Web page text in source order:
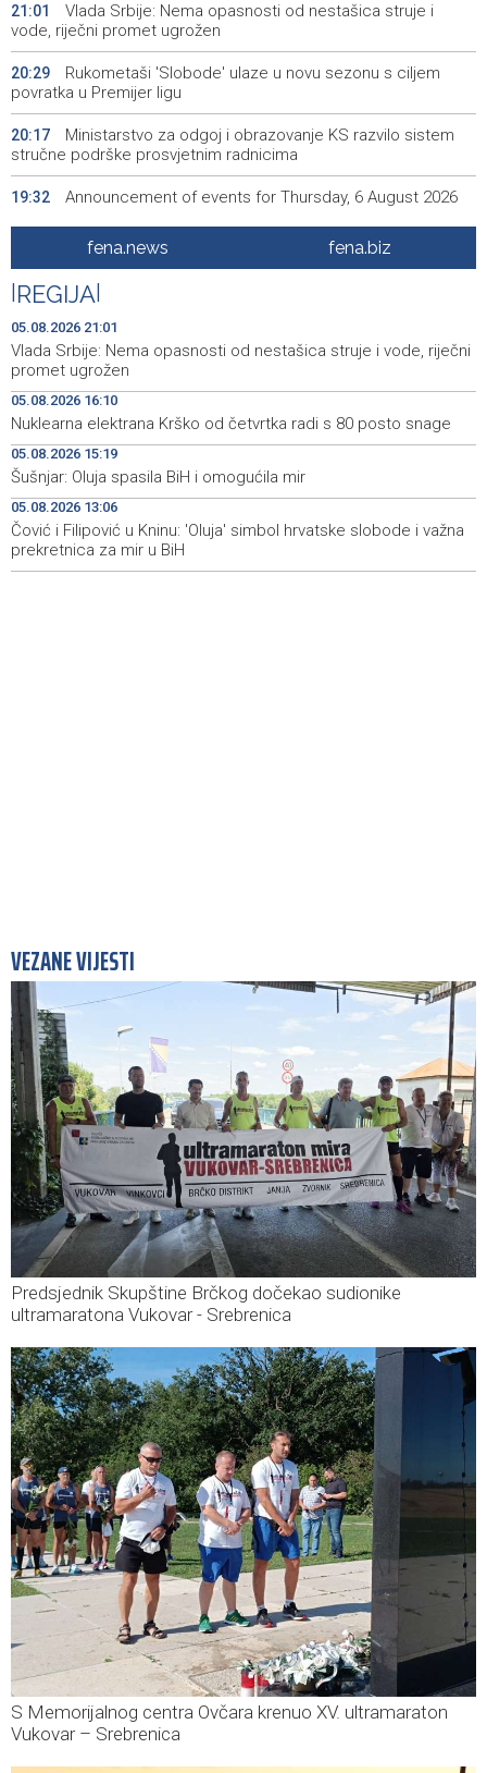
21:01
Vlada Srbije: Nema opasnosti od nestašica struje i
vode, riječni promet ugrožen
20:29
Rukometaši 'Slobode' ulaze u novu sezonu s ciljem
povratka u Premijer ligu
20:17
Ministarstvo za odgoj i obrazovanje KS razvilo sistem
stručne podrške prosvjetnim radnicima
19:32 Announcement of events for Thursday, 6 August 2026
Rise in electric scooter injuries among children; Biloš:
Head and facial injuries most common
19:25
Ministarstvo saobraćaja KS: Uskoro javna nabavka za
obnovu mosta u ulici Ive Andrića
19:15
Pomozi.ba pomaže Gazi - Od početka 2026. podijeljeno
40.000 toplih obroka, u augustu nove aktivnosti
19:12
Conference on representation of constituent peoples
and Others in BiH institutions on August 7
19:12
'Šetnica kulture' nastavljena modnom revijom i
predstavljanjem kozmetike
19:05
Prosecutor's Office indicts former Court of BiH
employee for alleged embezzlement
fena.news fena.biz
REGIJA
05.08.2026 21:01
Vlada Srbije: Nema opasnosti od nestašica struje i vode, riječni
promet ugrožen
05.08.2026 16:10
Nuklearna elektrana Krško od četvrtka radi s 80 posto snage
05.08.2026 15:19
Šušnjar: Oluja spasila BiH i omogućila mir
05.08.2026 13:06
Čović i Filipović u Kninu: 'Oluja' simbol hrvatske slobode i važna
prekretnica za mir u BiH
VEZANE VIJESTI
Predsjednik Skupštine Brčkog dočekao sudionike
ultramaratona Vukovar - Srebrenica
S Memorijalnog centra Ovčara krenuo XV. ultramaraton
Vukovar – Srebrenica